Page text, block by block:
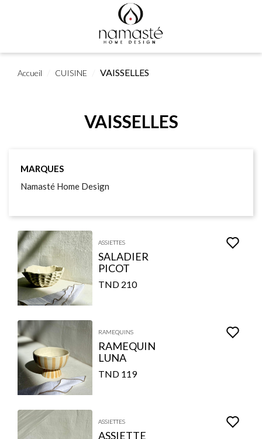
Accueil CUISINE VAISSELLES
VAISSELLES
MARQUES
Namasté Home Design
ASSIETTES
SALADIER
PICOT
210 TND
RAMEQUINS
RAMEQUIN
LUNA
119 TND
ASSIETTES
ASSIETTE